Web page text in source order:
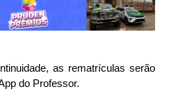
as rematrículas serão
do Professor.